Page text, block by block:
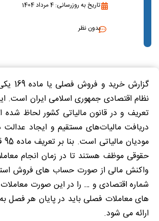
تاریخ به روزرسانی: 4 مرداد 1404
بدون نظر
گزارش خرید و فروش فصلی یا ماده 169 یکی از مهم‌ترین اسناد مالی شرکت‌ها در
نظام اقتصادی جمهوری اسلامی ایران است.
تعریف و در قانون مالیاتی کشور لحاظ شده
دریافت مالیات‌های مستقیم و ایجاد عدالت
حقوقی موظف هستند تا در زمان انجام
واکنش مالی از صورت حساب های فروش
شماره اقتصادی و … را در این صورت
های معاملات فصلی باید در پایان هر فصل
ارائه می شود.